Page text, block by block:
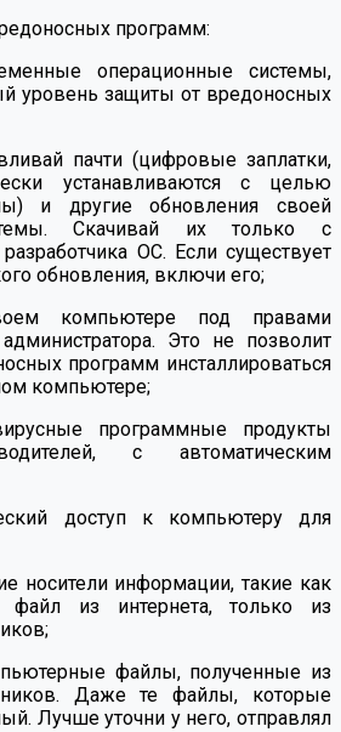
программ:
операционные системы,
уровень защиты от вредоносных
пачти (цифровые заплатки,
устанавливаются с целью
и другие обновления своей
Скачивай их только с
ОС. Если существует
обновления, включи его;
компьютере под правами
Это не позволит
программ инсталлироваться
компьютере;
программные продукты
с автоматическим
доступ к компьютеру для
носители информации, такие как
из интернета, только из
файлы, полученные из
Даже те файлы, которые
Лучше уточни у него, отправлял